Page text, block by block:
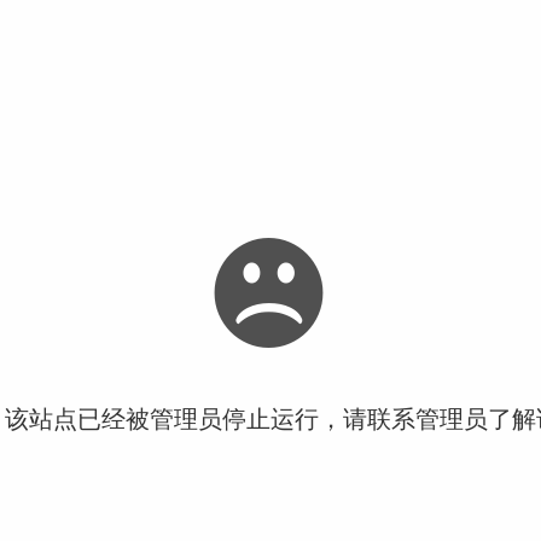
站点已经被管理员停止运行，请联系管理员了